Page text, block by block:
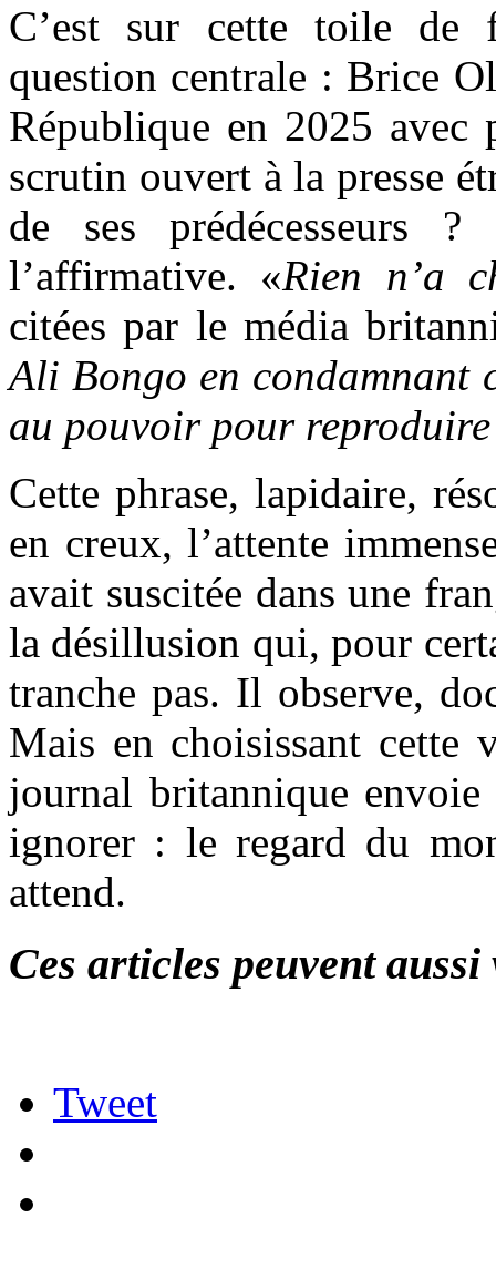
C’est sur cette toile
question centrale : Brice
République en 2025
scrutin ouvert à la presse
de ses prédécesseurs ?
l’affirmative. «Rien n’a
citées par le média
Ali Bongo en condamnant
au pouvoir pour reproduire
Cette phrase, lapidaire,
en creux, l’attente
avait suscitée dans une
la désillusion qui, pour
tranche pas. Il observe,
Mais en choisissant cette
journal britannique
ignorer : le regard du
attend.
Ces articles peuvent
Tweet